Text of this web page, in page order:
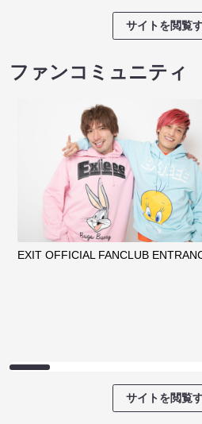
サイトを閲覧
ファンコミュニティ
EXIT OFFICIAL FANCLUB
サイトを閲覧